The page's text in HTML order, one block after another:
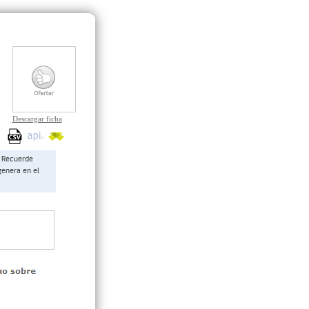
en el
Descargar ficha